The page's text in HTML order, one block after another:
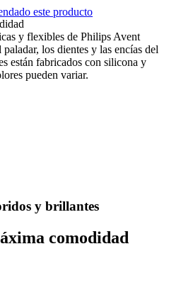
este producto
y flexibles de Philips Avent
los dientes y las encías del
están fabricados con silicona y
pueden variar.
y brillantes
comodidad